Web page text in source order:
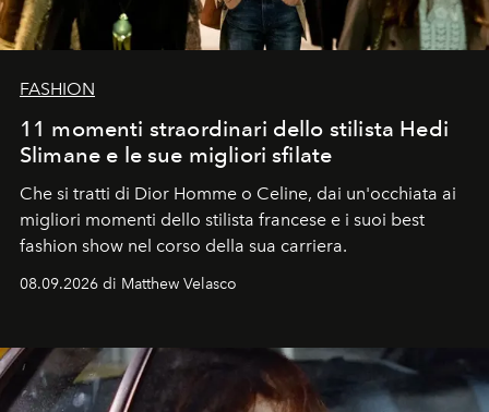
FASHION
11 momenti straordinari dello stilista Hedi
Slimane e le sue migliori sfilate
Che si tratti di Dior Homme o Celine, dai un'occhiata ai
migliori momenti dello stilista francese e i suoi best
fashion show nel corso della sua carriera.
08.09.2026 di Matthew Velasco